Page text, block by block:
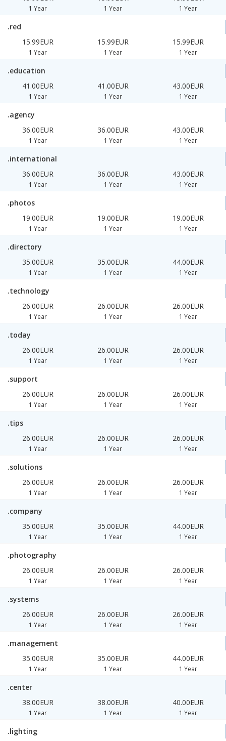
1 Year 1 Year 1 Year
.red
15.99EUR
1 Year
15.99EUR
1 Year
15.99EUR
1 Year
.education
41.00EUR
1 Year
41.00EUR
1 Year
43.00EUR
1 Year
.agency
36.00EUR
1 Year
36.00EUR
1 Year
43.00EUR
1 Year
.international
36.00EUR
1 Year
36.00EUR
1 Year
43.00EUR
1 Year
.photos
19.00EUR
1 Year
19.00EUR
1 Year
19.00EUR
1 Year
.directory
35.00EUR
1 Year
35.00EUR
1 Year
44.00EUR
1 Year
.technology
26.00EUR
1 Year
26.00EUR
1 Year
26.00EUR
1 Year
.today
26.00EUR
1 Year
26.00EUR
1 Year
26.00EUR
1 Year
.support
26.00EUR
1 Year
26.00EUR
1 Year
26.00EUR
1 Year
.tips
26.00EUR
1 Year
26.00EUR
1 Year
26.00EUR
1 Year
.solutions
26.00EUR
1 Year
26.00EUR
1 Year
26.00EUR
1 Year
.company
35.00EUR
1 Year
35.00EUR
1 Year
44.00EUR
1 Year
.photography
26.00EUR
1 Year
26.00EUR
1 Year
26.00EUR
1 Year
.systems
26.00EUR
1 Year
26.00EUR
1 Year
26.00EUR
1 Year
.management
35.00EUR
1 Year
35.00EUR
1 Year
44.00EUR
1 Year
.center
38.00EUR
1 Year
38.00EUR
1 Year
40.00EUR
1 Year
.lighting